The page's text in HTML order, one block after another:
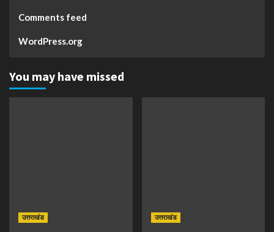
Comments feed
WordPress.org
You may have missed
उत्तराखंड उत्तराखंड